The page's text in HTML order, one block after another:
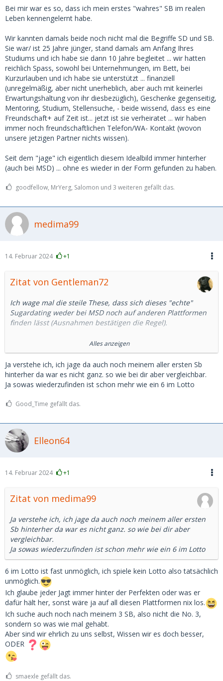
Bei mir war es so, dass ich mein erstes "wahres" SB im realen
Leben kennengelernt habe.
Wir kannten damals beide noch nicht mal die Begriffe SD und SB.
Sie war/ ist 25 Jahre jünger, stand damals am Anfang Ihres
Studiums und ich habe sie dann 10 Jahre begleitet ... wir hatten
reichlich Spass, sowohl bei Unternehmungen, im Bett, bei
Kurzurlauben und ich habe sie unterstützt ... finanziell
(unregelmäßig, aber nicht unerheblich, aber auch mit keinerlei
Erwartungshaltung von ihr diesbezüglich), Geschenke gegenseitig,
Mentoring, Studium, Stellensuche, - beide wissend, dass es eine
Freundschaft+ auf Zeit ist... jetzt ist sie verheiratet ... wir haben
immer noch freundschaftlichen Telefon/WA- Kontakt (wovon
unsere jetzigen Partner nichts wissen).
Seit dem "jage" ich eigentlich diesem Idealbild immer hinterher
(auch bei MSD) ... ohne es wieder in der Form gefunden zu haben.
goodfellow, MrYerg, Salomon und 3 weiteren gefällt das.
medima99
14. Februar 2024 +1
Zitat von Gentleman72
Ich wage mal die steile These, dass sich dieses "echte"
Sugardating weder bei MSD noch auf anderen Plattformen
finden lässt (Ausnahmen bestätigen die Regel).
Bei mir war es so, dass ich mein erstes "wahres" SB im
realen Leben kennengelernt habe.
Wir kannten damals beide noch nicht mal die Begriffe SD
Anfang Ihres Studiums und ich habe sie dann 10 Jahre
Unternehmungen, im Bett, bei Kurzurlauben und ich habe
sie unterstützt ... finanziell (unregelmäßig, aber nicht
unerheblich, aber auch mit keinerlei Erwartungshaltung von
ihr diesbezüglich), Geschenke gegenseitig, Mentoring,
Freundschaft+ auf Zeit ist... jetzt ist sie verheiratet ... wir
hinterher (auch bei MSD) ... ohne es wieder in der Form
gefunden zu haben.
Alles anzeigen
Ja verstehe ich, ich jage da auch noch meinem aller ersten Sb
hinterher da war es nicht ganz. so wie bei dir aber vergleichbar.
Ja sowas wiederzufinden ist schon mehr wie ein 6 im Lotto
Good_Time gefällt das.
Elleon64
14. Februar 2024 +1
Zitat von medima99
Ja verstehe ich, ich jage da auch noch meinem aller ersten
Sb hinterher da war es nicht ganz. so wie bei dir aber
vergleichbar.
Ja sowas wiederzufinden ist schon mehr wie ein 6 im Lotto
6 im Lotto ist fast unmöglich, ich spiele kein Lotto also tatsächlich
unmöglich.
Ich glaube jeder Jagt immer hinter der Perfekten oder was er
dafür hält her, sonst wäre ja auf all diesen Plattformen nix los.
Ich suche auch noch nach meinem 3 SB, also nicht die No. 3,
sondern so was wie mal gehabt.
Aber sind wir ehrlich zu uns selbst, Wissen wir es doch besser,
ODER
smaexle gefällt das.